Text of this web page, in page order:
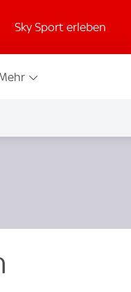
Sky Sport erleben